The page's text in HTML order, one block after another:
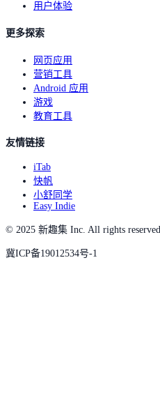
用户体验
更多探索
网页应用
营销工具
Android 应用
游戏
教育工具
友情链接
iTab
快帆
小舒同学
Easy Indie
© 2025 新趣集 Inc. All rights reserved.
冀ICP备19012534号-1